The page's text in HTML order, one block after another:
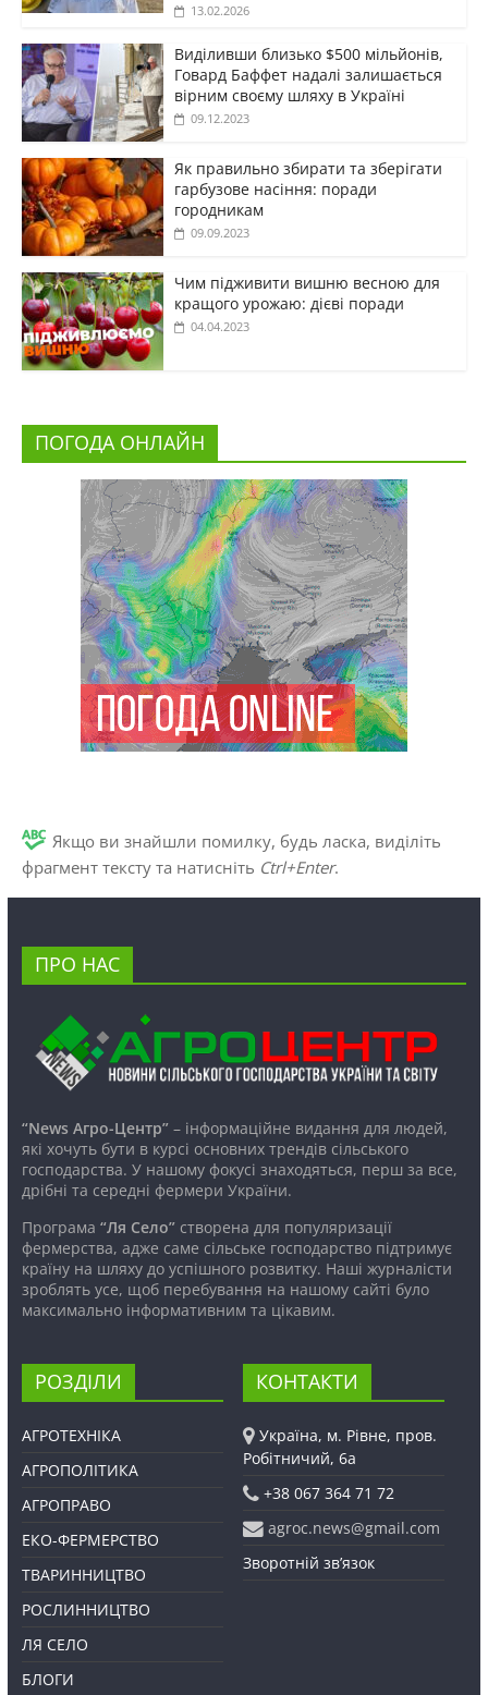
13.02.2026
Виділивши близько $500 мільйонів,
Говард Баффет надалі залишається
вірним своєму шляху в Україні
09.12.2023
Як правильно збирати та зберігати
гарбузове насіння: поради
городникам
09.09.2023
Чим підживити вишню весною для
кращого урожаю: дієві поради
04.04.2023
ПОГОДА ОНЛАЙН
Якщо ви знайшли помилку, будь ласка, виділіть
фрагмент тексту та натисніть Ctrl+Enter.
ПРО НАС
“News Агро-Центр”– інформаційне видання для людей,
які хочуть бути в курсі основних трендів сільського
господарства. У нашому фокусі знаходяться, перш за все,
дрібні та середні фермери України.
Програма “Ля Село”створена для популяризації
фермерства, адже саме сільське господарство підтримує
країну на шляху до успішного розвитку. Наші журналісти
зроблять усе, щоб перебування на нашому сайті було
максимально інформативним та цікавим.
РОЗДІЛИ
АГРОТЕХНІКА
АГРОПОЛІТИКА
АГРОПРАВО
ЕКО-ФЕРМЕРСТВО
ТВАРИННИЦТВО
РОСЛИННИЦТВО
ЛЯ СЕЛО
БЛОГИ
КОНТАКТИ
Україна, м. Рівне, пров.
Робітничий, 6а
+38 067 364 71 72
agroc.news@gmail.com
Зворотній зв’язок